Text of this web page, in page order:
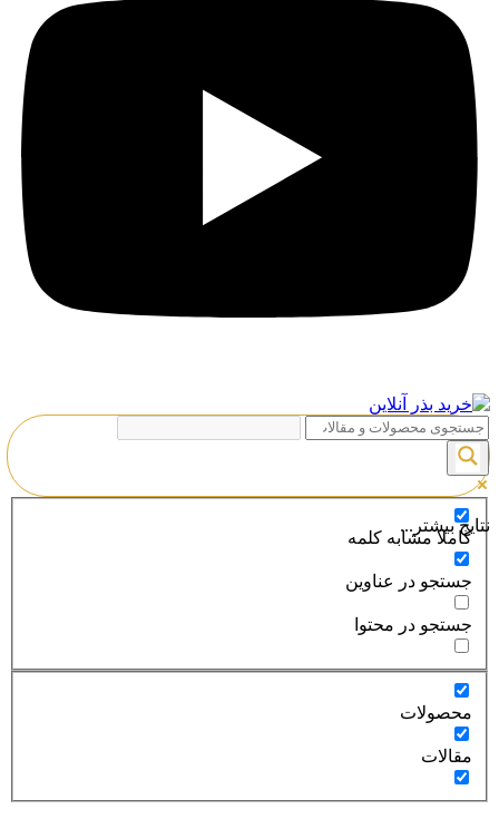
نتایج بیشتر...
کاملا مشابه کلمه
جستجو در عناوین
جستجو در محتوا
محصولات
مقالات